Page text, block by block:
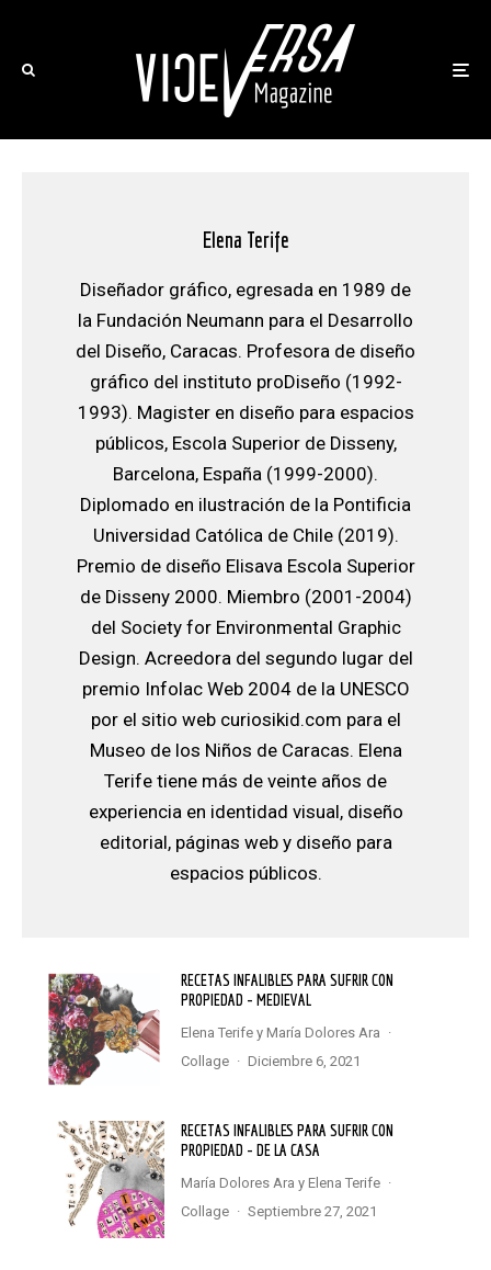
Elena Terife
Diseñador gráfico, egresada en 1989 de
la Fundación Neumann para el Desarrollo
del Diseño, Caracas. Profesora de diseño
gráfico del instituto proDiseño (1992-
1993). Magister en diseño para espacios
públicos, Escola Superior de Disseny,
Barcelona, España (1999-2000).
Diplomado en ilustración de la Pontificia
Universidad Católica de Chile (2019).
Premio de diseño Elisava Escola Superior
de Disseny 2000. Miembro (2001-2004)
del Society for Environmental Graphic
Design. Acreedora del segundo lugar del
premio Infolac Web 2004 de la UNESCO
por el sitio web curiosikid.com para el
Museo de los Niños de Caracas. Elena
Terife tiene más de veinte años de
experiencia en identidad visual, diseño
editorial, páginas web y diseño para
espacios públicos.
RECETAS INFALIBLES PARA SUFRIR CON
PROPIEDAD – MEDIEVAL
Elena Terife yMaría Dolores Ara ·
Collage · diciembre 6, 2021
RECETAS INFALIBLES PARA SUFRIR CON
PROPIEDAD – DE LA CASA
María Dolores Ara yElena Terife ·
Collage · septiembre 27, 2021